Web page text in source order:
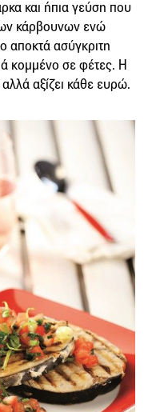
και ήπια γεύση που
κάρβουνων ενώ
αποκτά ασύγκριτη
κομμένο σε φέτες. Η
αλλά αξίζει κάθε ευρώ.